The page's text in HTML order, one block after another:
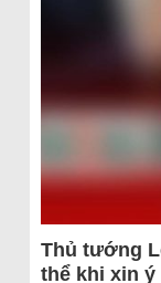
Thủ tướng
thể khi xin